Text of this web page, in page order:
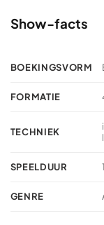
Show-facts
BOEKINGSVORM
FORMATIE
TECHNIEK
SPEELDUUR
GENRE